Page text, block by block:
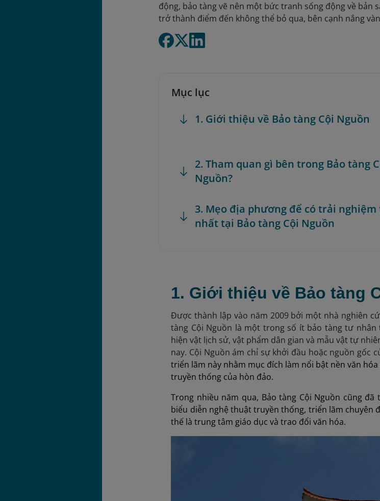
động, bảo tàng vẽ nên một bức tranh sống động về bản
trở thành điểm đến không thể bỏ qua, bên cạnh nắng
Mục lục
1. Giới thiệu về Bảo tàng Cội Nguồn
2. Tham quan gì bên trong Bảo tàng
Nguồn?
3. Mẹo địa phương để có trải
nhất tại Bảo tàng Cội Nguồn
1. Giới thiệu về Bảo tàng
Được thành lập vào năm 2009 bởi một nhà nghiên
tàng Cội Nguồn là một trong số ít bảo tàng tư
hiện vật lịch sử, vật phẩm dân gian và mẫu vật tự
nay. Cội Nguồn ám chỉ sự khởi đầu hoặc nguồn gốc
triển lãm này nhằm mục đích làm nổi bật nền văn
truyền thống của hòn đảo.
Trong nhiều năm qua, Bảo tàng Cội Nguồn cũng
biểu diễn nghệ thuật truyền thống, triển lãm chuyên
thế là trung tâm giáo dục và trao đổi văn hóa.